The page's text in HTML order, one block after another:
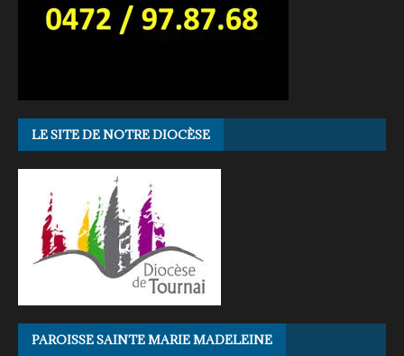
LE SITE DE NOTRE DIOCÈSE
PAROISSE SAINTE MARIE MADELEINE